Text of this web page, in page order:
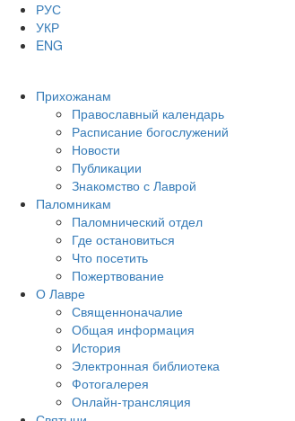
РУС
УКР
ENG
Прихожанам
Православный календарь
Расписание богослужений
Новости
Публикации
Знакомство с Лаврой
Паломникам
Паломнический отдел
Где остановиться
Что посетить
Пожертвование
О Лавре
Священноначалие
Общая информация
История
Электронная библиотека
Фотогалерея
Онлайн-трансляция